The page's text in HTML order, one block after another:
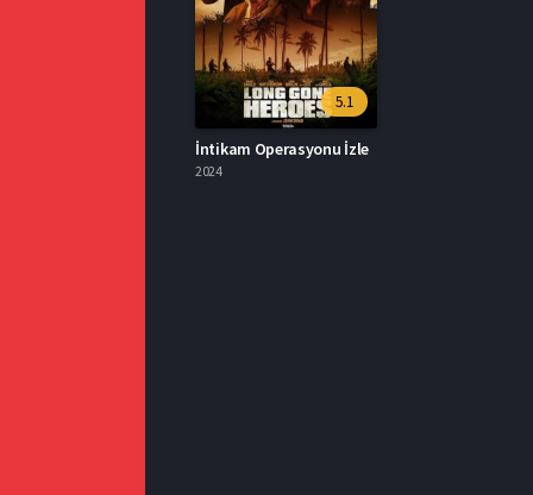
5.1
İntikam Operasyonu İzle
2024